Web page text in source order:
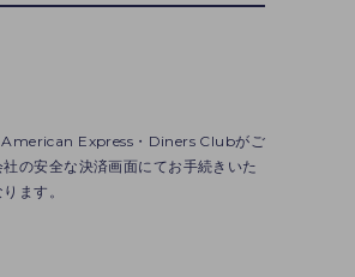
Express・Diners Clubがご
の安全な決済画面にてお手続きいた
ます。